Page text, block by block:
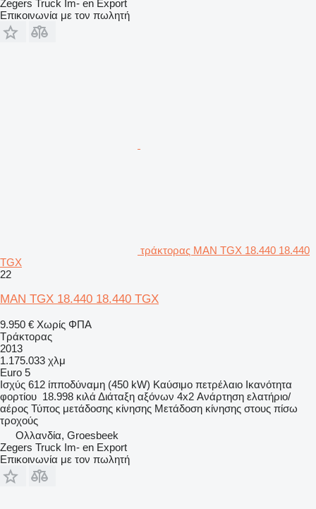
Zegers Truck Im- en Export
Επικοινωνία με τον πωλητή
τράκτορας MAN TGX 18.440 18.440
TGX
22
MAN TGX 18.440 18.440 TGX
9.950 € Χωρίς ΦΠΑ
Τράκτορας
2013
1.175.033 χλμ
Euro 5
Ισχύς 612 ίπποδύναμη (450 kW) Καύσιμο πετρέλαιο Ικανότητα
φορτίου 18.998 κιλά Διάταξη αξόνων 4x2 Ανάρτηση ελατήριο/
αέρος Τύπος μετάδοσης κίνησης Μετάδοση κίνησης στους πίσω
τροχούς
Ολλανδία, Groesbeek
Zegers Truck Im- en Export
Επικοινωνία με τον πωλητή